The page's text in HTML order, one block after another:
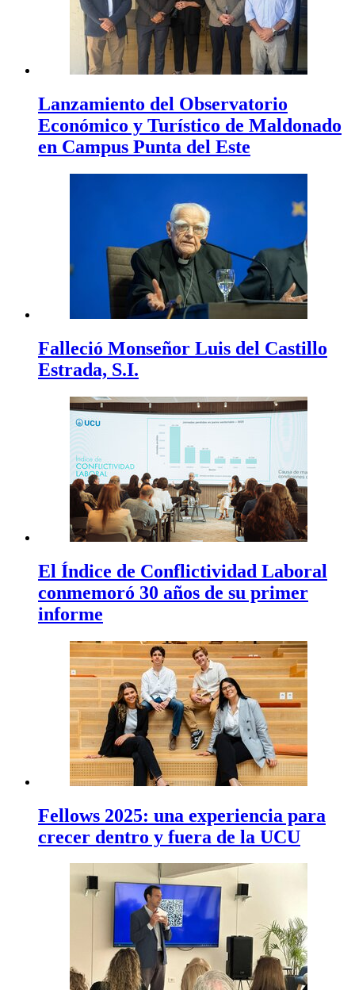
Lanzamiento del Observatorio
Económico y Turístico de Maldonado
en Campus Punta del Este
Falleció Monseñor Luis del Castillo
Estrada, S.I.
El Índice de Conflictividad Laboral
conmemoró 30 años de su primer
informe
Fellows 2025: una experiencia para
crecer dentro y fuera de la UCU